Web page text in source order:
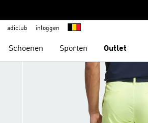
adiclub inloggen
Schoenen Sporten Outlet